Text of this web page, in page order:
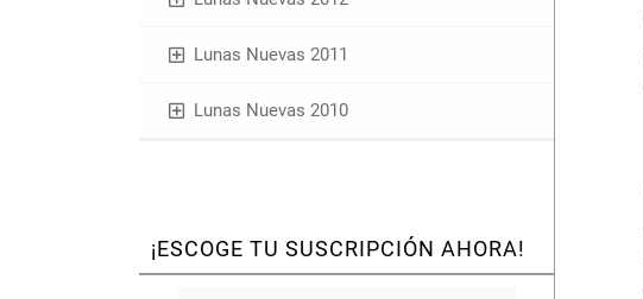
Lunas Nuevas 2011
Lunas Nuevas 2010
¡ESCOGE TU SUSCRIPCIÓN AHORA!